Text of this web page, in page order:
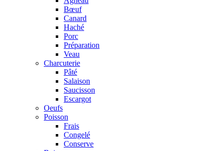
Bœuf
Canard
Haché
Porc
Préparation
Veau
Charcuterie
Pâté
Salaison
Saucisson
Escargot
Oeufs
Poisson
Frais
Congelé
Conserve